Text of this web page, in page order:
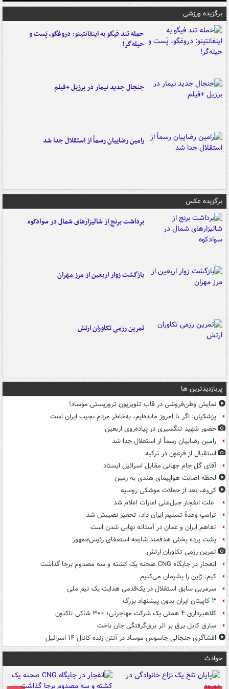
برگزیده ورزشی
حمله تند فیگو به اینفانتینو: دروغگو، پَست‌ و
حیله‌گر!
جنجال جدید نیمار در برزیل +فیلم
رامین رضاییان رسماً از استقلال جدا شد
برگزیده عکس
برداشت برنج از شالیزارهای شمال در سوادکوه
بازگشت زوار اربعین از مرز مهران
تمرین رزمی تکاوران ارتش
پربازدیدترین ها
نمایش وطن‌فروشی در قاب تلویزیون تروریستی موساد!
پزشکیان: اگر تا امروز مانده‌ایم، به‌خاطر مردم نجیب ایران است
حضور شهید تنگسیری در پیاده‌روی اربعین
رامین رضاییان رسماً از استقلال جدا شد
استقبال از فرعون در ترکیه
آقای گل جام جهانی مقابل اسرائیل ایستاد
لحظه اصابت هواپیمای هندی به زمین
کی‌یف بعد از حملات موشکی روسیه
علت انفجار جبل‌علی امارات اعلام شد
ترامپ وعدۀ تسلیم ایران داد، تحقیر نصیبش شد
تفاهم ایران و عمان در آستانه نهایی شدن است
پشت پرده پخش هدفمند شایعه استعفای رئیس‌جمهور
تمرین رزمی تکاوران ارتش
انفجار در جایگاه CNG صحنه یک کشته و سه مصدوم برجا گذاشت
کیم: ژاپن را پشیمان می‌کنیم
سرمربی سابق استقلال در یک‌قدمی هدایت یک تیم ملی
۳ کاپیتان ایران بدون پیشنهاد بزرگ
کلاهبرداری ۴ همتی یک شرکت مهاجرتی؛ ۳۰۰ شاکی تاکنون
سارق کابل برق بر اثر برق‌گرفتگی جان باخت
افشاگری جنجالی جاسوس موساد در آنتن زنده کانال ۱۴ اسرائیل
حوادث